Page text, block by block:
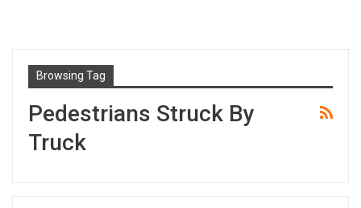
Browsing Tag
Pedestrians Struck By
Truck